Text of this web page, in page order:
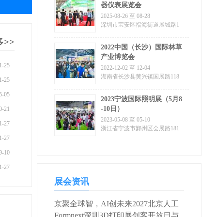
>>
25
25
05
21
27
27
10
27
器仪表展览会
2025-08-26 至 08-28
深圳市宝安区福海街道展城路1
2022中国（长沙）国际林草
产业博览会
2022-12-02 至 12-04
湖南省长沙县黄兴镇国展路118
2023宁波国际照明展（5月8
-10日）
2023-05-08 至 05-10
浙江省宁波市鄞州区会展路181
展会资讯
京聚全球智，AI创未来2027北京人工
智能与机器人展全球启动
Formnext深圳3D打印展创客开放日与